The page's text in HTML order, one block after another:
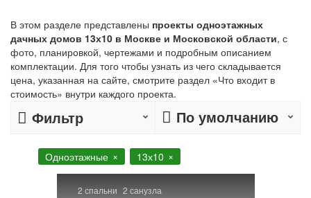
В этом разделе представлены проекты одноэтажных
дачных домов 13х10 в Москве и Московской области, с
фото, планировкой, чертежами и подробным описанием
комплектации. Для того чтобы узнать из чего складывается
цена, указанная на сайте, смотрите раздел «Что входит в
стоимость» внутри каждого проекта.
Фильтр По умолчанию
Одноэтажные 13х10
2 спальни 2 санузла